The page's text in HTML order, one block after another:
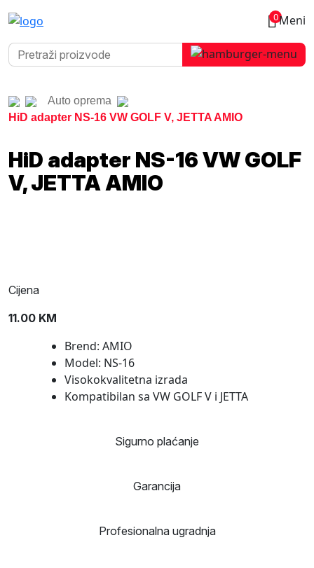
0Meni
Auto oprema
HiD adapter NS-16 VW GOLF V, JETTA AMIO
HiD adapter NS-16 VW GOLF
V, JETTA AMIO
Cijena
11.00 KM
Brend: AMIO
Model: NS-16
Visokokvalitetna izrada
Kompatibilan sa VW GOLF V i JETTA
Sigurno plaćanje
Garancija
Profesionalna ugradnja